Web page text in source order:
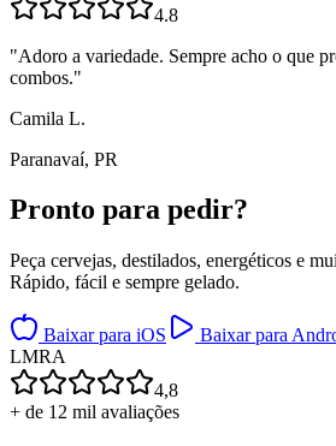
4.8
"Adoro a variedade. Sempre acho o que
combos."
Camila L.
Paranavaí, PR
Pronto para pedir?
Peça cervejas, destilados, energéticos e
Rápido, fácil e sempre gelado.
Baixar para iOS
Baixar para
LMRA
4,8
+ de 12 mil avaliações